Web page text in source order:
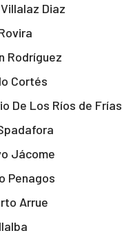
Diaz
Rodríguez
Cortés
De Los Ríos de Frías
Jácome
Penagos
Arrue